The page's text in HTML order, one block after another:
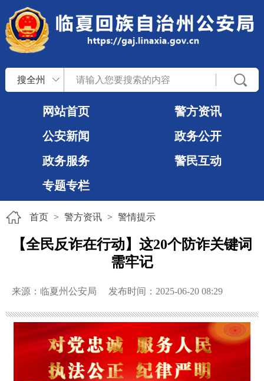
搜全州
网站首页
警方资讯
公安新闻
政务公开
政务服务
警民互动
专题专栏
首页 > 警方资讯 > 警情提示
【全民反诈在行动】这20个防诈关键词
需牢记
来源：临夏州公安局 发布时间：2025-06-20 08:29